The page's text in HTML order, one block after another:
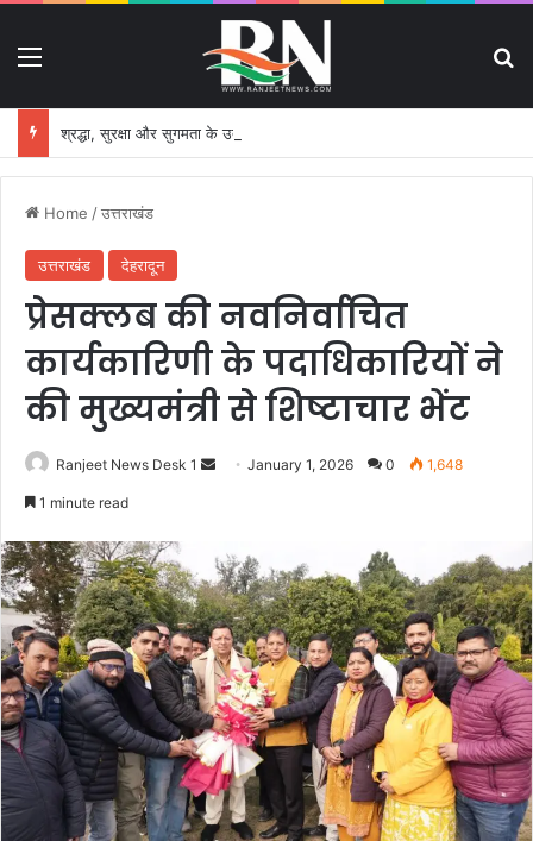
Home /उत्तराखंड
उत्तराखंड देहरादून
प्रेसक्लब की नवनिर्वाचित
कार्यकारिणी के पदाधिकारियों ने
की मुख्यमंत्री से शिष्टाचार भेंट
Ranjeet News Desk 1
a
n
e
m
a
i
January 1, 2026 0 1,648
1 minute read